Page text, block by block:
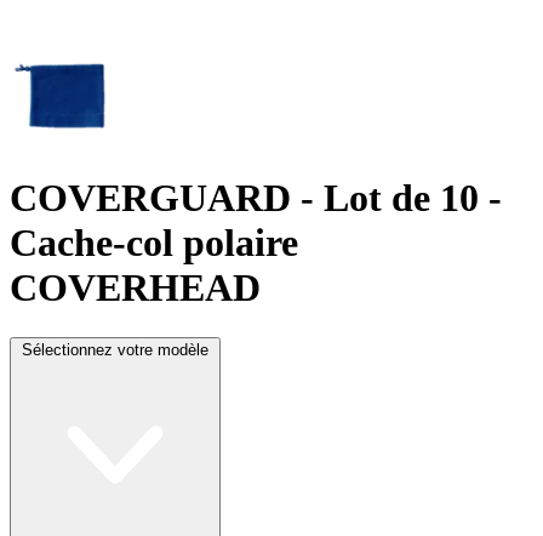
COVERGUARD - Lot de 10 -
Cache-col polaire
COVERHEAD
Sélectionnez votre modèle